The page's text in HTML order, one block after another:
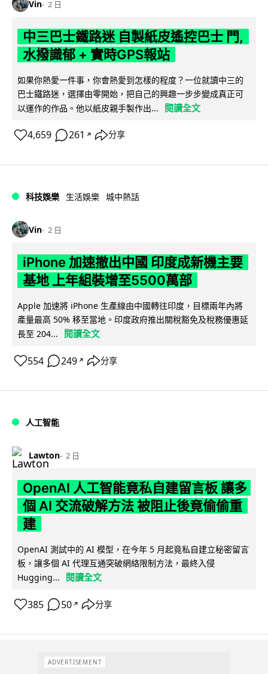
Vin 2 日
中三巴士鐵路迷 自製紙皮遙控巴士 門,
水撥識郁 + 實時GPS報站
如果你熱愛一件事，你會熱愛到怎樣的程度？一位就讀中三的
巴士鐵路迷，選擇由零開始，把自己的興趣一步步變成真正可
以運作的作品。他以紙皮親手製作出...
閱讀全文
4,659 261 ↗ 分享
科技娛樂 生活娛樂 城中熱話
Vin 2 日
iPhone 加速撤出中國 印度成新機主要
基地 上年組裝增至5500萬部
Apple 加速將 iPhone 生產線由中國轉往印度，目標兩年內將
產量最高 50% 移至當地。印度政府推出關稅豁免及稅務優惠延
長至 204...
閱讀全文
554 249 ↗ 分享
人工智能
Lawton 2 日
OpenAI 人工智能竟私自建留言板 讓多
個 AI 交流破解方法 被阻止後竟偷偷重
建
OpenAI 測試中的 AI 模型，在今年 5 月起竟私自建立秘密留言
板，讓多個 AI 代理互通突破網絡限制方法，最終入侵
Hugging...
閱讀全文
385 50 ↗ 分享
ADVERTISEMENT